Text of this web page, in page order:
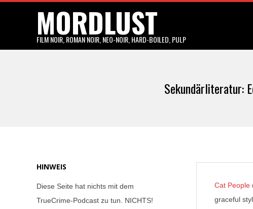
MORDLUST
FILM NOIR, ROMAN NOIR, NEO-NOIR, HARD-BOILED, PULP
Sekundärliteratur:
Cat People
graceful
HINWEIS
Diese Seite hat nichts mit dem
TrueCrime-Podcast zu tun. NICHTS!